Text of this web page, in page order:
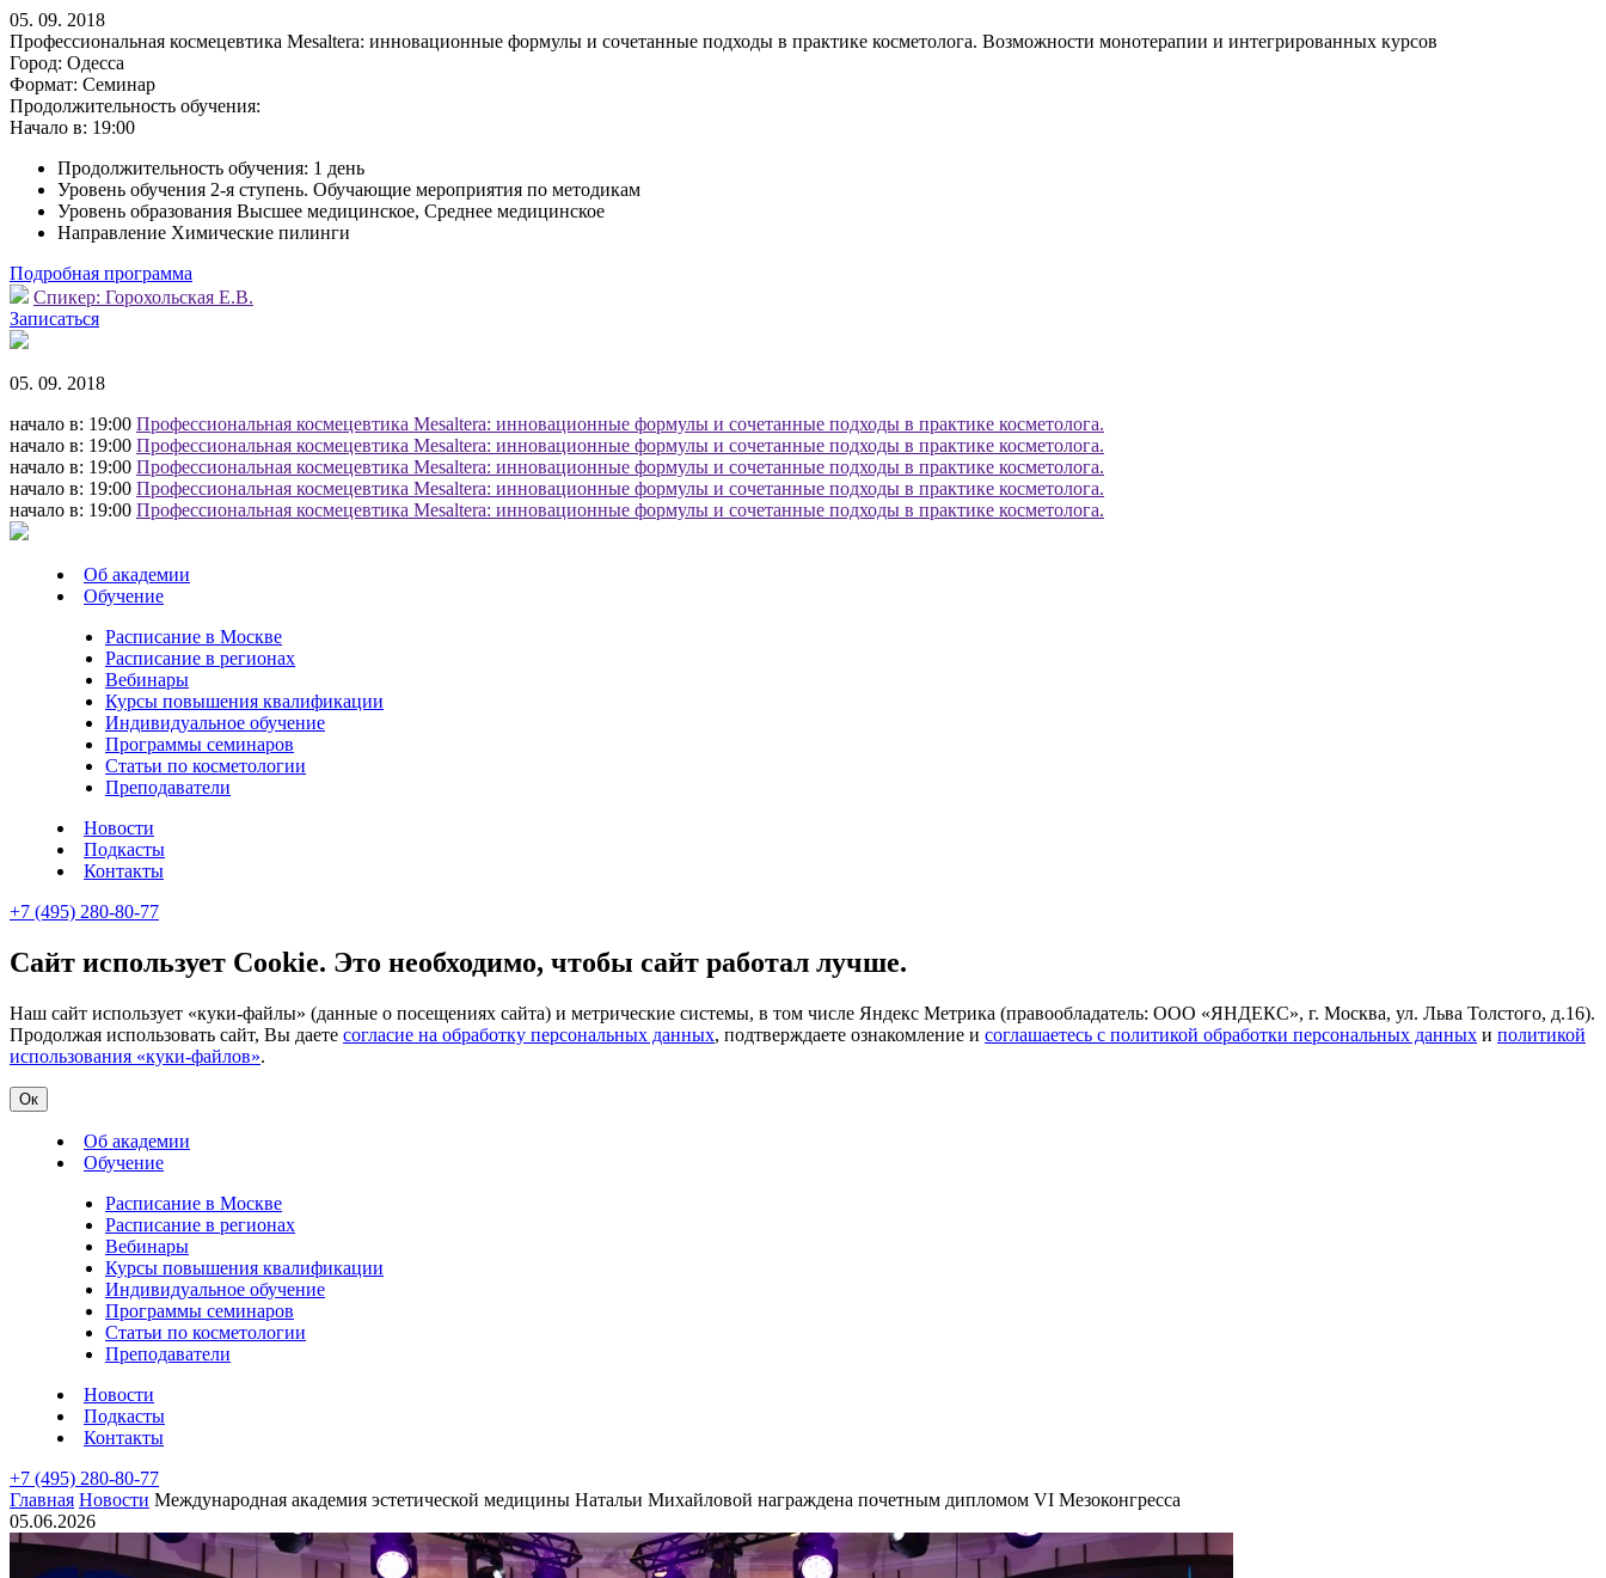
05. 09. 2018
Профессиональная космецевтика Mesaltera: инновационные формулы и сочетанные подходы в практике косметолога. Возможности монотерапии и интегрированных курсов
Город: Одесса
Формат: Семинар
Продолжительность обучения:
Начало в: 19:00
Продолжительность обучения: 1 день
Уровень обучения 2-я ступень. Обучающие мероприятия по методикам
Уровень образования Высшее медицинское, Среднее медицинское
Направление Химические пилинги
Подробная программа
Спикер: Горохольская Е.В.
Записаться
05. 09. 2018
начало в: 19:00 Профессиональная космецевтика Mesaltera: инновационные формулы и сочетанные подходы в практике косметолога.
начало в: 19:00 Профессиональная космецевтика Mesaltera: инновационные формулы и сочетанные подходы в практике косметолога.
начало в: 19:00 Профессиональная космецевтика Mesaltera: инновационные формулы и сочетанные подходы в практике косметолога.
начало в: 19:00 Профессиональная космецевтика Mesaltera: инновационные формулы и сочетанные подходы в практике косметолога.
начало в: 19:00 Профессиональная космецевтика Mesaltera: инновационные формулы и сочетанные подходы в практике косметолога.
Об академии
Обучение
Расписание в Москве
Расписание в регионах
Вебинары
Курсы повышения квалификации
Индивидуальное обучение
Программы семинаров
Статьи по косметологии
Преподаватели
Новости
Подкасты
Контакты
+7 (495) 280-80-77
Сайт использует Cookie. Это необходимо, чтобы сайт работал лучше.
Наш сайт использует «куки-файлы» (данные о посещениях сайта) и метрические системы, в том числе Яндекс Метрика (правообладатель: ООО «ЯНДЕКС», г. Москва, ул. Льва Толстого, д.16).
Продолжая использовать сайт, Вы даете согласие на обработку персональных данных, подтверждаете ознакомление и соглашаетесь с политикой обработки персональных данных и политикой
использования «куки-файлов».
Ок
Об академии
Обучение
Расписание в Москве
Расписание в регионах
Вебинары
Курсы повышения квалификации
Индивидуальное обучение
Программы семинаров
Статьи по косметологии
Преподаватели
Новости
Подкасты
Контакты
+7 (495) 280-80-77
Главная Новости Международная академия эстетической медицины Натальи Михайловой награждена почетным дипломом VI Мезоконгресса
05.06.2026